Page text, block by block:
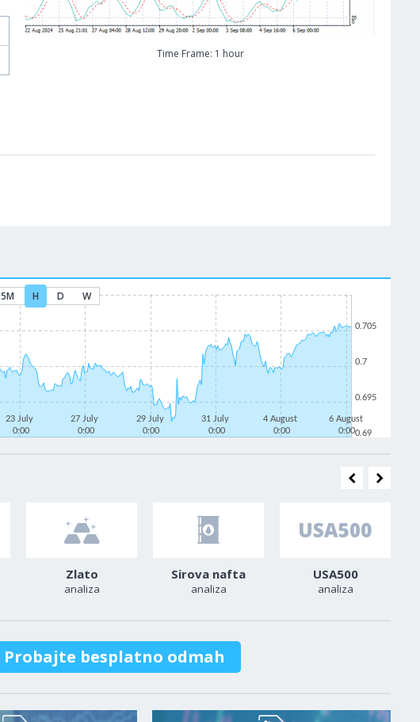
Time Frame: 1 hour
5M H D W
23 July
0:00
27 July
0:00
29 July
0:00
31 July
0:00
4 August
0:00
6 August
0:000.69
0.695
0.7
0.705
Zlato
analiza
Sirova nafta
analiza
USA500
analiza
Probajte besplatno odmah